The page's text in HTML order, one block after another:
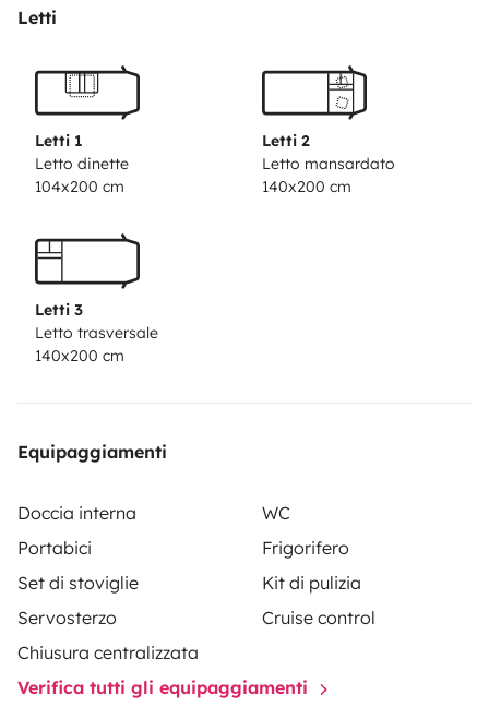
Letti
Letti 1
Letto dinette
104x200 cm
Letti 2
Letto mansardato
140x200 cm
Letti 3
Letto trasversale
140x200 cm
Equipaggiamenti
Doccia interna
WC
Portabici
Frigorifero
Set di stoviglie
Kit di pulizia
Servosterzo
Cruise control
Chiusura centralizzata
Verifica tutti gli equipaggiamenti